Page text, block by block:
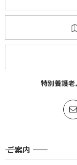
特別養護
―― ご案内 ――